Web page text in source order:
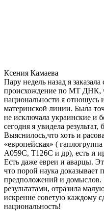
Ксения Камаева
Пару недель назад я
происхождение по МТ ДНК,
национальности я
материнской линии. Была
не исключала украинские и
сегодня я увидела
Выяснилось,что хоть и
«европейская» (
A059C, T126C и др), есть и
Есть даже евреи и аварцы.
что порой наука доказывает
предположений и домыслов.
результатами, отразила
искренне советую каждому
национальность!